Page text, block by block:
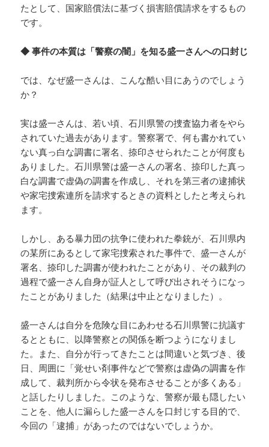
たとして、国家賠償法に基づく損害賠償請求をするもの
です。
◆ 事件の本質は「警察の闇」を知る盛一さんへの口封じ
では、なぜ盛一さんは、こんな酷い目にあうのでしょう
か？
実は盛一さんは、若い頃、石川県警の捜査協力者をやら
されていた過去があります。警察署で、何も書かれてい
ない真っ白な調書に署名、捺印させられたことが何度も
ありました。石川県警は盛一さんの署名、捺印した真っ
白な調書で虚偽の調書を作成し、それを第三者の逮捕状
や家宅捜索連所を請求するときの資料としたと考えられ
ます。
しかし、ある暴力団の抗争に使われた拳銃が、石川県内
の某所にあるとして家宅捜索された事件で、盛一さんが
署名、捺印した調書が使われたことがあり、その裁判の
過程で盛一さん自身が証人として呼び出されそうになっ
たことがありました（結果は中止となりました）。
盛一さんは自分を危険な目にあわせる石川県警に抗議す
るとともに、以降警察との関係を断つようになりまし
た。また、自分が行ってきたことは間違いと気づき、後
日、周囲に「覚せい剤事件などで警察は虚偽の調書を作
成して、裁判所から令状を発布させることが多くある」
と話したりしました。このような、警察が最も隠したい
ことを、他人に漏らした盛一さんを口封じする目的で、
今回の「逮捕」があったのではないでしょうか。